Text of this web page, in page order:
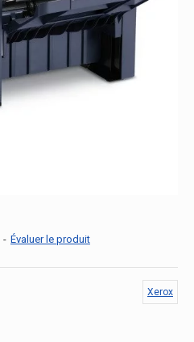
- Évaluer le produit
Xerox